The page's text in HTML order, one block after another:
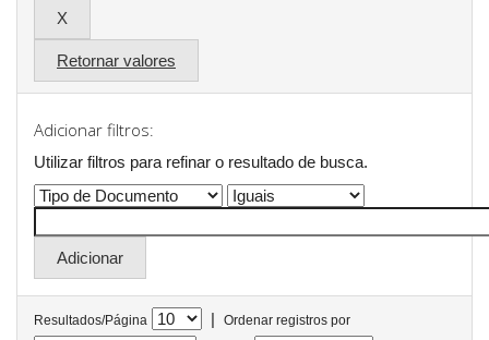
Retornar valores
Adicionar filtros:
Utilizar filtros para refinar o resultado de busca.
Resultados/Página |
Ordenar registros por